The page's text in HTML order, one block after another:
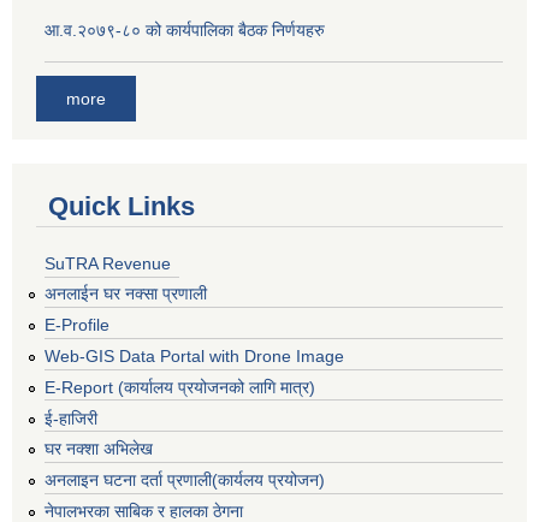
आ.व.२०७९-८० को कार्यपालिका बैठक निर्णयहरु
more
Quick Links
SuTRA Revenue
अनलाईन घर नक्सा प्रणाली
E-Profile
Web-GIS Data Portal with Drone Image
E-Report (कार्यालय प्रयोजनको लागि मात्र)
ई-हाजिरी
घर नक्शा अभिलेख
अनलाइन घटना दर्ता प्रणाली(कार्यलय प्रयोजन)
नेपालभरका साबिक र हालका ठेगना